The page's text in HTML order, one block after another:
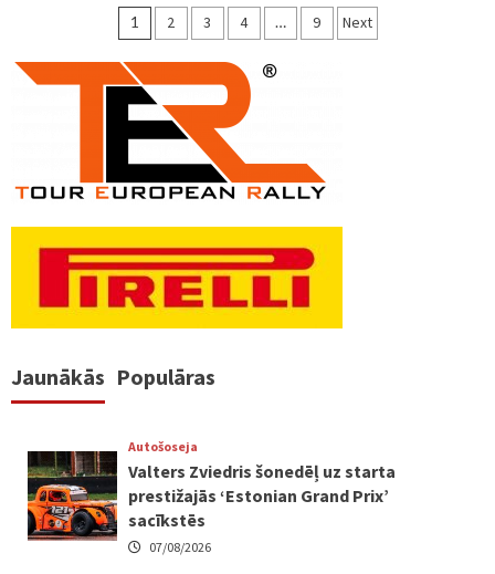
Ziņu
numerācija
pēc
lappusēm
1 2 3 4 … 9 Next
Jaunākās Populāras
Autošoseja
Valters Zviedris šonedēļ uz starta
prestižajās ‘Estonian Grand Prix’
sacīkstēs
07/08/2026